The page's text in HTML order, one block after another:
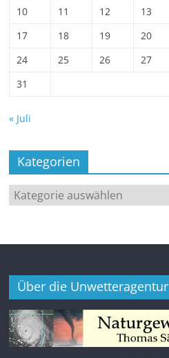
10
11 12 13
17
18 19 20
24
25 26 27
31
« Juli
Kategorien
Kategorien
Über die Unwetteragentur